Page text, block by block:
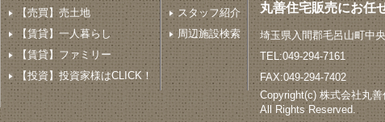
【売買】売土地
【賃貸】一人暮らし
【賃貸】ファミリー
【投資】投資家様はCLICK！
スタッフ紹介
周辺施設検索
丸善住宅販売にお任
埼玉県入間郡毛呂山町中
TEL:049-294-7161
FAX:049-294-7402
Copyright(c) 株式会社丸善
All Rights Reserved.